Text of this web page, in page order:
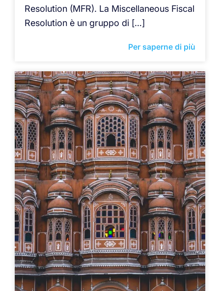
Resolution (MFR). La Miscellaneous Fiscal
Resolution è un gruppo di […]
Per saperne di più